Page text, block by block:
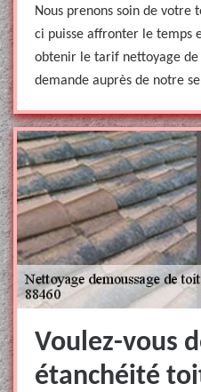
Nous prenons soin de votre
ci puisse affronter le temps
obtenir le tarif nettoyage
demande auprès de notre
Voulez-vous
étanchéité